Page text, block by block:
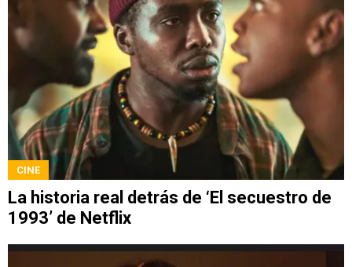
CINE
La historia real detrás de ‘El secuestro de
1993’ de Netflix